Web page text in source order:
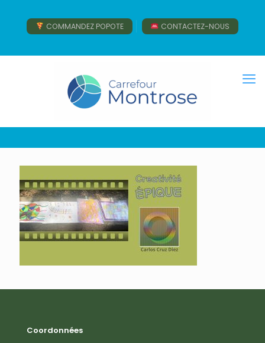
COMMANDEZ POPOTE CONTACTEZ-NOUS
Coordonnées